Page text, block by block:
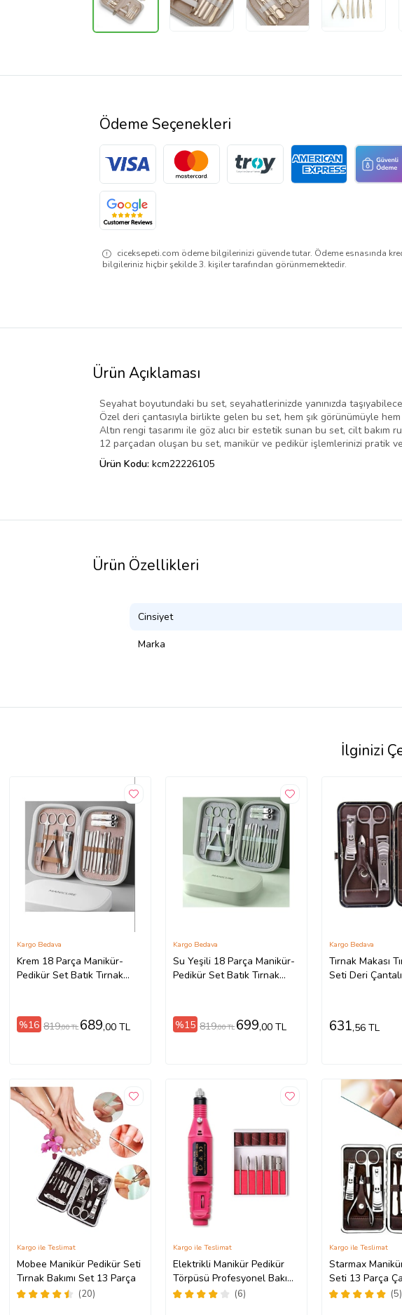
Ödeme Seçenekleri
ciceksepeti.com ödeme bilgilerinizi güvende tutar. Ödeme esnasında
bilgileriniz hiçbir şekilde 3. kişiler tarafından görünmemektedir.
Ürün Açıklaması
Seyahat boyutundaki bu set, seyahatlerinizde yanınızda
Özel deri çantasıyla birlikte gelen bu set, hem şık görünümüyle hem
Altın rengi tasarımı ile göz alıcı bir estetik sunan bu set, cilt bakım
12 parçadan oluşan bu set, manikür ve pedikür işlemlerinizi pratik ve
Ürün Kodu: kcm22226105
Ürün Özellikleri
Cinsiyet
Marka
İlginizi
Krem 18 Parça Manikür-
Pedikür Set Batık Tırnak
no:8
Kargo Bedava
%16 819,00 TL 689,00 TL
Su Yeşili 18 Parça Manikür-
Pedikür Set Batık Tırnak
no:7
Kargo Bedava
%15 819,00 TL 699,00 TL
Tırnak Makası
Seti Deri
Kargo Bedava
631,56 TL
Mobee Manikür Pedikür Seti
Tırnak Bakımı Set 13 Parça
(20)
Kargo ile Teslimat
Elektrikli Manikür Pedikür
Törpüsü Profesyonel Bakım
Süsleme Elektrikli Tırnak
(6)
Kargo ile Teslimat
Starmax
Seti 13 Parça
Tırnak
(5)
Kargo ile Teslimat